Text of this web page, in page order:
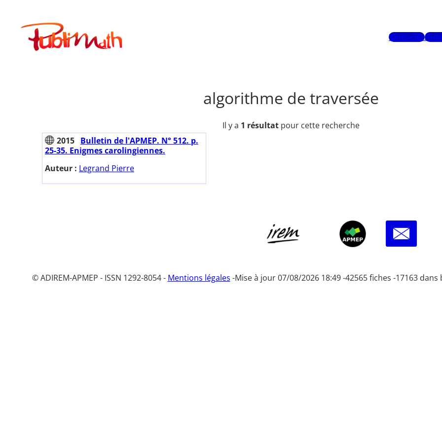
contenuPublimath
Mots-clés
algorithme de traversée
Il y a 1 résultat pour cette recherche
2015 Bulletin de l'APMEP. N° 512. p.
25-35. Enigmes carolingiennes.
Auteur : Legrand Pierre
© ADIREM-APMEP - ISSN 1292-8054 - Mentions légales -Mise à jour 07/08/2026 18:49 -42565 fiches -17163